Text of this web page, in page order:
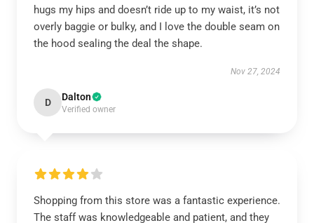
hugs my hips and doesn’t ride up to my waist, it’s not
overly baggie or bulky, and I love the double seam on
the hood sealing the deal the shape.
Nov 27, 2024
D Dalton
Verified owner
Shopping from this store was a fantastic experience.
The staff was knowledgeable and patient, and they